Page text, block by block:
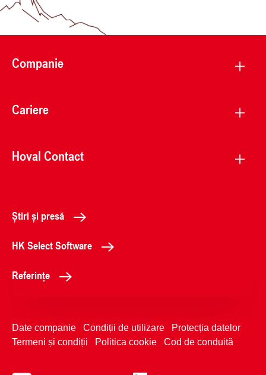
Companie
Cariere
Hoval Contact
Știri și presă
HK Select Software
Referințe
Date companie Condiții de utilizare
Protecția datelor
Termeni și condiții
Politica cookie Cod de conduită